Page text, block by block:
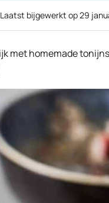
bijgewerkt op29
met homemade